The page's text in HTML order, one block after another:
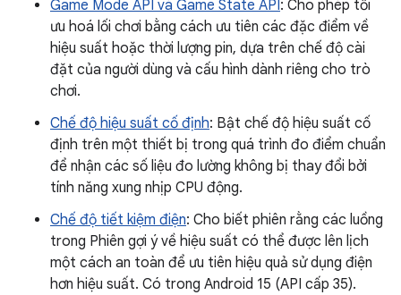
Game Mode API và Game State API: Cho phép tối
ưu hoá lối chơi bằng cách ưu tiên các đặc điểm về
hiệu suất hoặc thời lượng pin, dựa trên chế độ cài
đặt của người dùng và cấu hình dành riêng cho trò
chơi.
Chế độ hiệu suất cố định: Bật chế độ hiệu suất cố
định trên một thiết bị trong quá trình đo điểm chuẩn
để nhận các số liệu đo lường không bị thay đổi bởi
tính năng xung nhịp CPU động.
Chế độ tiết kiệm điện: Cho biết phiên rằng các luồng
trong Phiên gợi ý về hiệu suất có thể được lên lịch
một cách an toàn để ưu tiên hiệu quả sử dụng điện
hơn hiệu suất. Có trong Android 15 (API cấp 35).